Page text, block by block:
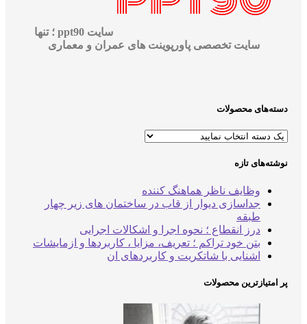
سایت ppt90 ؛ تنها
سایت تخصصی پاورپوینت های عمران و معماری
محصولات
تازه
وظایف ناظر هماهنگ کننده
جداسازی دیوار از قاب در ساختمان های زیر چهار
درز انقطاع ؛ نحوه اجرا و اشکالات اجرایی
بتن خود تراکم ؛ تعریف، مزایا ، کاربردها و ازمایشات
اشنایی با شاتکریت و کاربردهای ان
محصولات